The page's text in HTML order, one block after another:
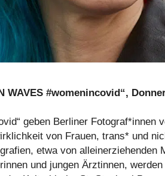
#wome­nin­co­vid“,
geben Berliner
von Frauen, trans* und
etwa von
und jungen Ärz­tin­nen,